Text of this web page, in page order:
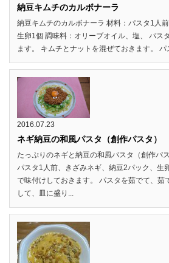
納豆キムチのカルボナーラ
納豆キムチのカルボナーラ 材料：パスタ1人
生卵1個 調味料：オリーブオイル、塩、 パス
ます。 キムチとナットを混ぜておきます。 パ
2016.07.23
ネギ納豆の和風パスタ（創作パスタ）
たっぷりのネギと納豆の和風パスタ（創作パ
パスタ1人前、きざみネギ、納豆2パック、生
で味付けしておきます。 パスタを茹でて、茹
して、皿に盛り...